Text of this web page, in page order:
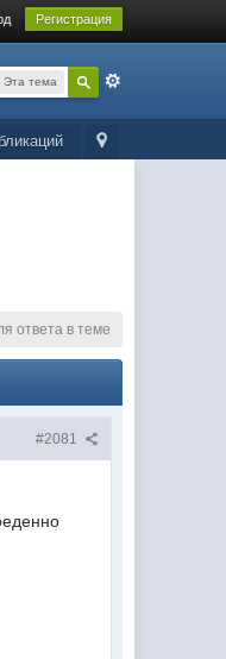
Регистрация
Эта тема
ответа в теме
#2081